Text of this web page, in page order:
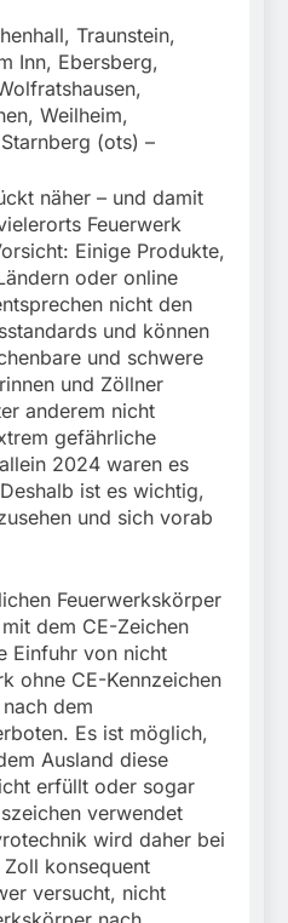
Zigaretten
Einleitung eines
über die
Bundespolizei
Auto sicher
2026Traunstein,
Inn, Ebersberg,
Weilheim,
(ots) –
näher – und damit
Feuerwerk
Einige Produkte,
oder online
nicht den
und können
und schwere
und Zöllner
anderem nicht
gefährliche
2024 waren es
ist es wichtig,
und sich vorab
Feuerwerkskörper
dem CE-Zeichen
Einfuhr von nicht
ohne CE-Kennzeichen
dem
Es ist möglich,
Ausland diese
erfüllt oder sogar
verwendet
wird daher bei
konsequent
versucht, nicht